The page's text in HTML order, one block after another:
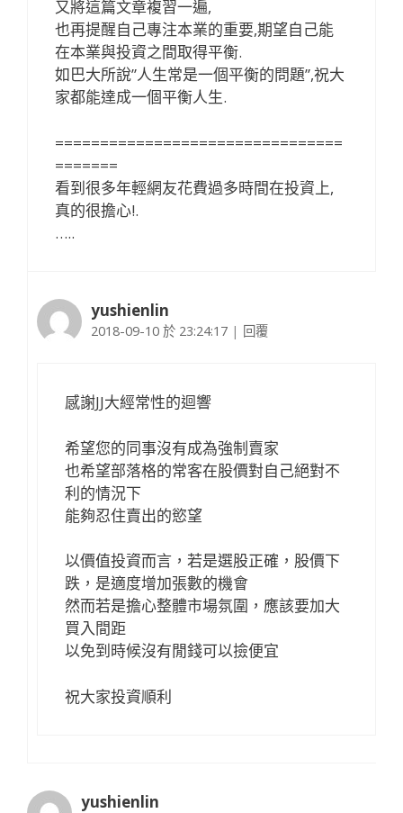
又將這篇文章複習一遍,
也再提醒自己專注本業的重要,期望自己能
在本業與投資之間取得平衡.
如巴大所說”人生常是一個平衡的問題”,祝大
家都能達成一個平衡人生.
================================
=======
看到很多年輕網友花費過多時間在投資上,
真的很擔心!.
…..
yushienlin
2018-09-10 於 23:24:17 | 回覆
感謝JJ大經常性的迴響
希望您的同事沒有成為強制賣家
也希望部落格的常客在股價對自己絕對不
利的情況下
能夠忍住賣出的慾望
以價值投資而言，若是選股正確，股價下
跌，是適度增加張數的機會
然而若是擔心整體市場氛圍，應該要加大
買入間距
以免到時候沒有閒錢可以撿便宜
祝大家投資順利
yushienlin